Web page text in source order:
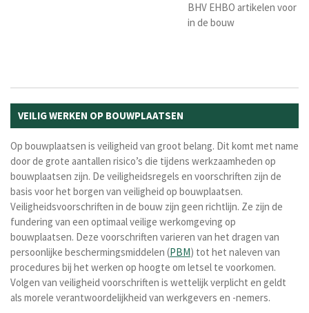
BHV EHBO artikelen voor
in de bouw
VEILIG WERKEN OP BOUWPLAATSEN
Op bouwplaatsen is veiligheid van groot belang. Dit komt met name
door de grote aantallen risico’s die tijdens werkzaamheden op
bouwplaatsen zijn. De veiligheidsregels en voorschriften zijn de
basis voor het borgen van veiligheid op bouwplaatsen.
Veiligheidsvoorschriften in de bouw zijn geen richtlijn. Ze zijn de
fundering van een optimaal veilige werkomgeving op
bouwplaatsen. Deze voorschriften varieren van het dragen van
persoonlijke beschermingsmiddelen (PBM) tot het naleven van
procedures bij het werken op hoogte om letsel te voorkomen.
Volgen van veiligheid voorschriften is wettelijk verplicht en geldt
als morele verantwoordelijkheid van werkgevers en -nemers.